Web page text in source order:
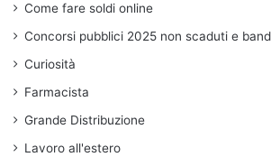
Come fare soldi online
Concorsi pubblici 2025 non scaduti e
Curiosità
Farmacista
Grande Distribuzione
Lavoro all'estero